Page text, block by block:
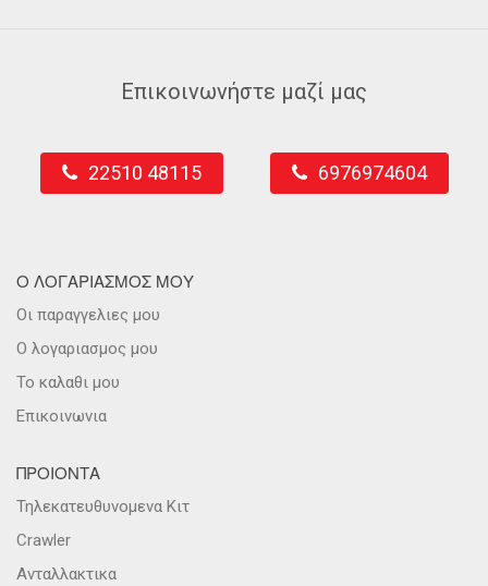
Επικοινωνήστε μαζί μας
22510 48115 6976974604
Ο ΛΟΓΑΡΙΑΣΜΟΣ ΜΟΥ
Οι παραγγελιες μου
Ο λογαριασμος μου
Το καλαθι μου
Επικοινωνια
ΠΡΟΙΟΝΤΑ
Τηλεκατευθυνομενα Κιτ
Crawler
Ανταλλακτικα